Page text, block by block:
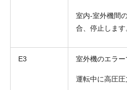
室内-室外機間
合、停止します
E3 室外機のエラー
運転中に高圧
お問合せ内容